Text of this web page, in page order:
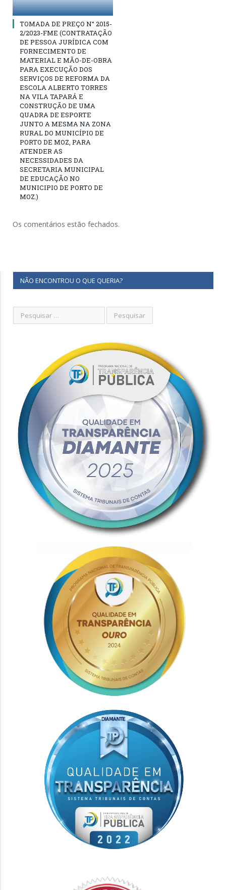
TOMADA DE PREÇO N° 2015-
2/2023-FME (CONTRATAÇÃO
DE PESSOA JURÍDICA COM
FORNECIMENTO DE
MATERIAL E MÃO-DE-OBRA
PARA EXECUÇÃO DOS
SERVIÇOS DE REFORMA DA
ESCOLA ALBERTO TORRES
NA VILA TAPARÁ E
CONSTRUÇÃO DE UMA
QUADRA DE ESPORTE
JUNTO A MESMA NA ZONA
RURAL DO MUNICÍPIO DE
PORTO DE MOZ, PARA
ATENDER AS
NECESSIDADES DA
SECRETARIA MUNICIPAL
DE EDUCAÇÃO NO
MUNICIPIO DE PORTO DE
MOZ.)
Os comentários estão fechados.
NÃO ENCONTROU O QUE QUERIA?